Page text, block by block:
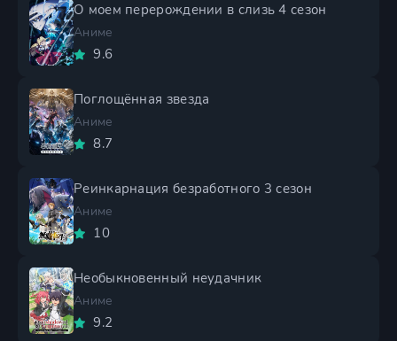
О моем перерождении в слизь 4 сезон
Аниме
9.6
Поглощённая звезда
Аниме
8.7
Реинкарнация безработного 3 сезон
Аниме
10
Необыкновенный неудачник
Аниме
9.2